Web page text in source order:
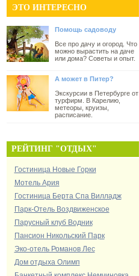
ЭТО ИНТЕРЕСНО
Помощь садоводу
Все про дачу и огород. Что
можно вырастить на даче
или дома? Советы и опыт.
А может в Питер?
Экскурсии в Петербурге от
турфирм. В Карелию,
метеоры, круизы,
расписание.
РЕЙТИНГ "ОТДЫХ"
Гостиница Новые Горки
Мотель Ария
Гостиница Берта Спа Вилладж
Парк-Отель Воздвиженское
Парусный клуб Водник
Пансион Никольский Парк
Эко-отель Романов Лес
Дом отдыха Олимп